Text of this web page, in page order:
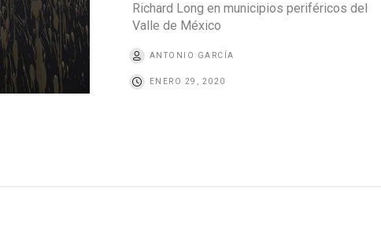
Richard Long en municipios periféricos del
Valle de México
ANTONIO GARCÍA
ENERO 29, 2020